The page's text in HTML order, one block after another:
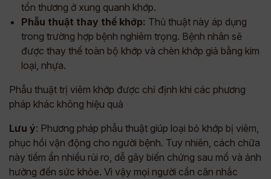
tổn thương ở xung quanh khớp.
Phẫu thuật thay thế khớp: Thủ thuật này áp dụng
trong trường hợp bệnh nghiêm trọng. Bệnh nhân sẽ
được thay thế toàn bộ khớp và chèn khớp giả bằng kim
loại, nhựa.
Phẫu thuật trị viêm khớp được chỉ định khi các phương
pháp khác không hiệu quả
Lưu ý: Phương pháp phẫu thuật giúp loại bỏ khớp bị viêm,
phục hồi vận động cho người bệnh. Tuy nhiên, cách chữa
này tiềm ẩn nhiều rủi ro, dễ gây biến chứng sau mổ và ảnh
hưởng đến sức khỏe. Vì vậy mọi người cần cân nhắc